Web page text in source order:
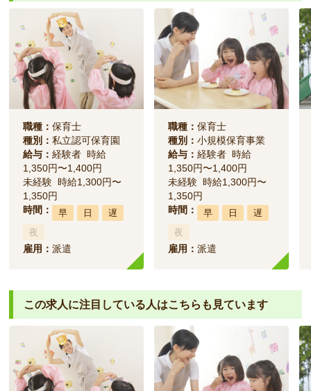
職種：保育士
種別：私立認可保育園
給与：経験者 時給
1,350円〜1,400円
未経験 時給1,300円〜
1,350円
時間：
早 日
遅
夜
雇用：派遣
職種：保育士
種別：小規模保育事業
給与：経験者 時給
1,350円〜1,400円
未経験 時給1,300円〜
1,350円
時間：
早 日
遅
夜
雇用：派遣
この求人に注目している人はこちらも見ています